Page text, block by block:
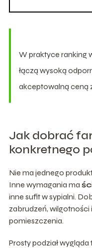
W praktyce ranking
łączą wysoką
akceptowalną ceną
Jak dobrać
konkretnego
Nie ma jednego
Inne wymagania ma
inne sufit w sypialni.
zabrudzeń,
pomieszczenia.
Prosty podział wygląda